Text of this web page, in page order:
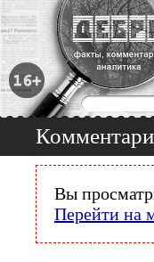
Вы
Перейти на